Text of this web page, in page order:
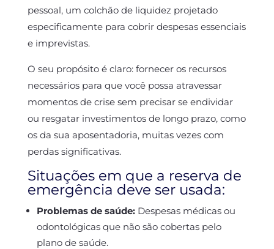
pessoal, um colchão de liquidez projetado
especificamente para cobrir despesas essenciais
e imprevistas.
O seu propósito é claro: fornecer os recursos
necessários para que você possa atravessar
momentos de crise sem precisar se endividar
ou resgatar investimentos de longo prazo, como
os da sua aposentadoria, muitas vezes com
perdas significativas.
Situações em que a reserva de
emergência deve ser usada:
Problemas de saúde:Despesas médicas ou
odontológicas que não são cobertas pelo
plano de saúde.